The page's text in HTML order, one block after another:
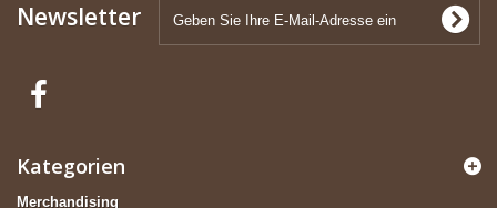
Newsletter
Kategorien
Merchandising